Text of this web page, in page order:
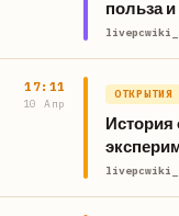
польза
17:11
10 Апр
ОТКРЫТИЯ
История